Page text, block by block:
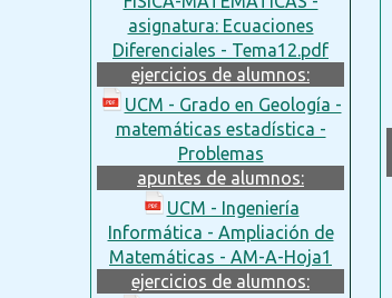
asignatura: Ecuaciones
Diferenciales - Tema12.pdf
ejercicios de alumnos:
UCM - Grado en Geología -
matemáticas estadística -
Problemas
apuntes de alumnos:
UCM - Ingeniería
Informática - Ampliación de
Matemáticas - AM-A-Hoja1
ejercicios de alumnos: